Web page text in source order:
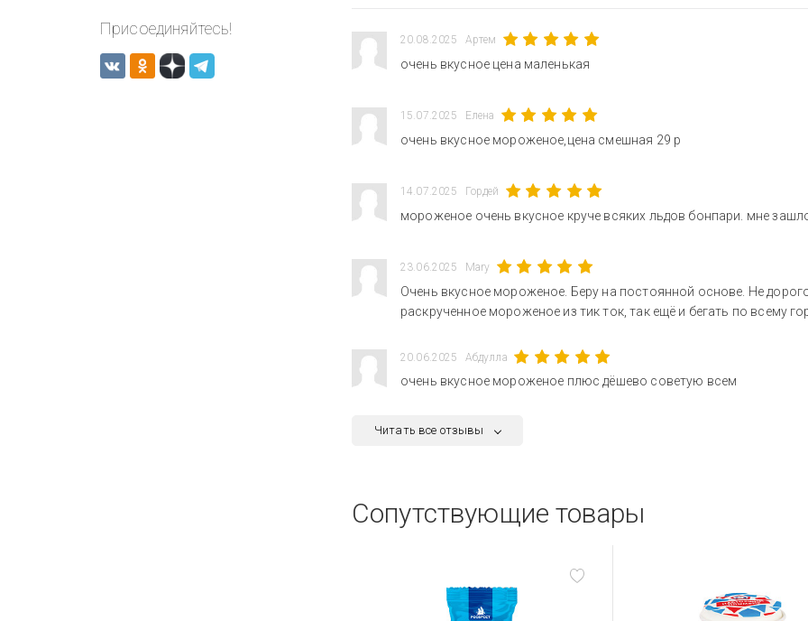
Присоединяйтесь!
20.08.2025 Артем
очень вкусное цена маленькая
15.07.2025 Елена
очень вкусное мороженое,цена смешная 29 р
14.07.2025 Гордей
мороженое очень вкусное круче всяких льдов бонпари. мне
23.06.2025 Mary
Очень вкусное мороженое. Беру на постоянной основе. Не
раскрученное мороженое из тик ток, так ещё и бегать по всему
20.06.2025 Абдулла
очень вкусное мороженое плюс дёшево советую всем
Читать все отзывы
Сопутствующие товары